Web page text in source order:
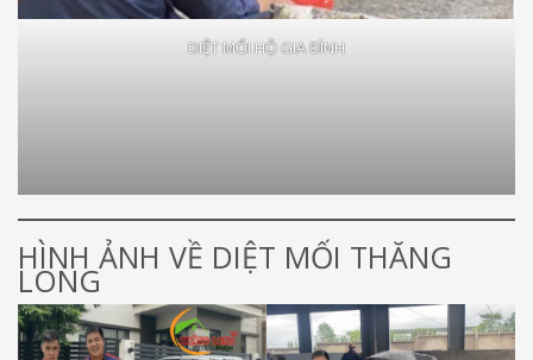
DIỆT MỐI HỘ GIA ĐÌNH
HÌNH ẢNH VỀ DIỆT MỐI THĂNG
LONG